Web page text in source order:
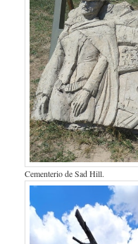
Cementerio de Sad Hill.